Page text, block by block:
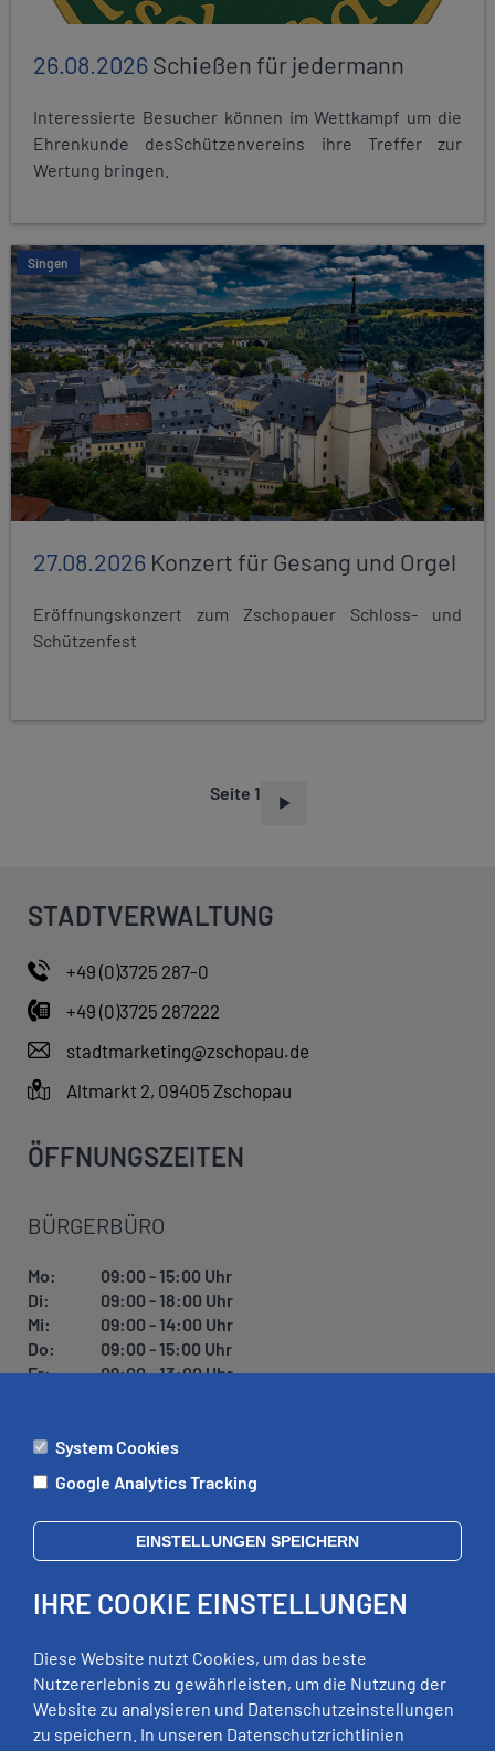
26.08.2026Schießen für jedermann
Interessierte Besucher können im Wettkampf um die
Ehrenkunde desSchützenvereins ihre Treffer zur
Wertung bringen.
Singen
27.08.2026 Konzert für Gesang und Orgel
Eröffnungskonzert zum Zschopauer Schloss- und
Schützenfest
Seite 1
STADTVERWALTUNG
+49 (0)3725 287-0
+49 (0)3725 287222
stadtmarketing@zschopau.de
Altmarkt 2, 09405 Zschopau
ÖFFNUNGSZEITEN
BÜRGERBÜRO
Mo:
09:00 - 15:00 Uhr
Di:
09:00 - 18:00 Uhr
Mi:
09:00 - 14:00 Uhr
Do:
09:00 - 15:00 Uhr
Fr:
09:00 - 13:00 Uhr
ÄMTER
Di:
09:00 - 12:00 Uhr, 13:00 - 18:00 Uhr
Mi:
geschlossen
Fr:
09:00 - 12:00 Uhr
RECHTLICHES
System Cookies
Google Analytics Tracking
EINSTELLUNGEN SPEICHERN
IHRE COOKIE EINSTELLUNGEN
Diese Website nutzt Cookies, um das beste
Nutzererlebnis zu gewährleisten, um die Nutzung der
Website zu analysieren und Datenschutzeinstellungen
zu speichern. In unseren Datenschutzrichtlinien